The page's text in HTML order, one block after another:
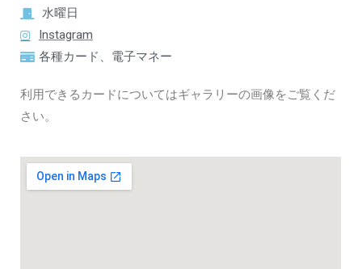
水曜日
Instagram
各種カード、電子マネー
利用できるカードについてはギャラリーの画像をご覧くだ
さい。